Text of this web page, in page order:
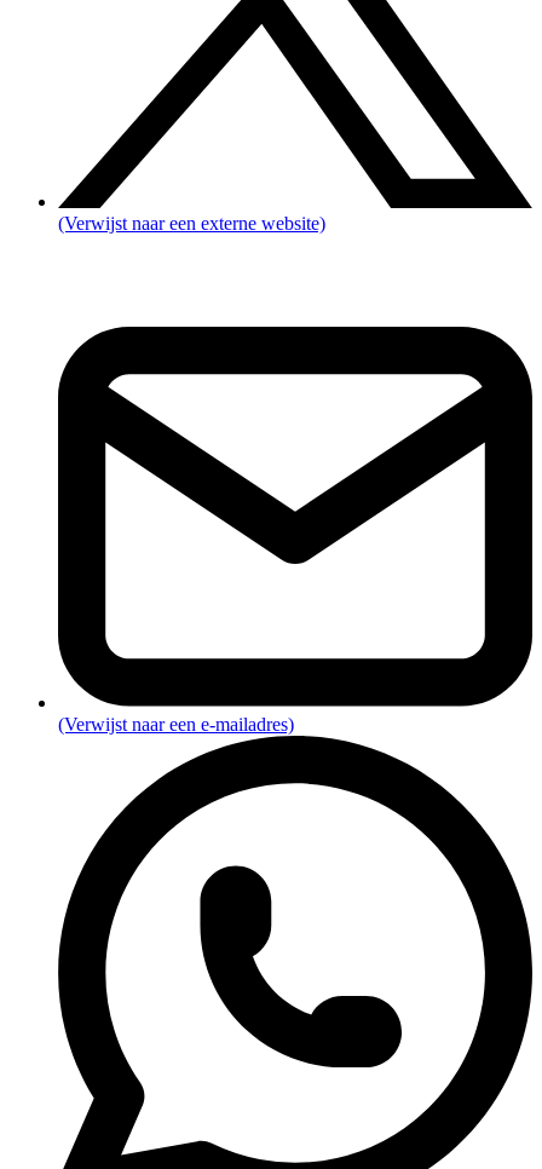
(Verwijst naar een externe website)
(Verwijst naar een e-mailadres)